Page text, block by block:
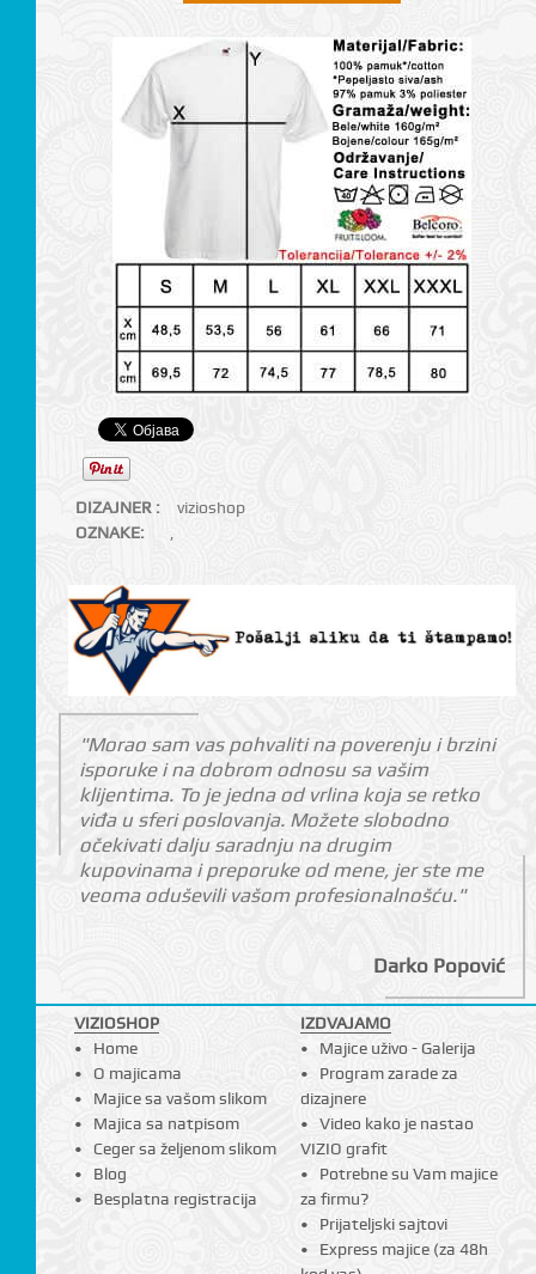
DIZAJNER :
vizioshop
OZNAKE:
"Morao sam vas pohvaliti na poverenju i brzini
isporuke i na dobrom odnosu sa vašim
klijentima. To je jedna od vrlina koja se retko
viđa u sferi poslovanja. Možete slobodno
očekivati dalju saradnju na drugim
kupovinama i preporuke od mene, jer ste me
veoma oduševili vašom profesionalnošću."
Darko Popović
VIZIOSHOP
Home
O majicama
Majice sa vašom slikom
Majica sa natpisom
Ceger sa željenom slikom
Blog
Besplatna registracija
IZDVAJAMO
Majice uživo - Galerija
Program zarade za
dizajnere
Video kako je nastao
VIZIO grafit
Potrebne su Vam majice
za firmu?
Prijateljski sajtovi
Express majice (za 48h